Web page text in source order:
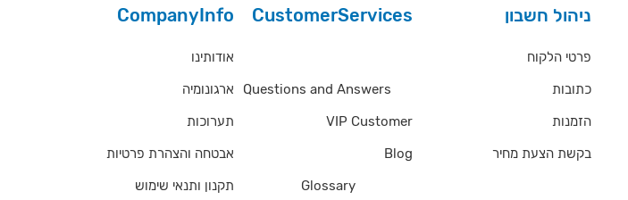
CompanyInfo
אודותינו
ארגונומיה
תערוכות
אבטחה והצהרת פרטיות
תקנון ותנאי שימוש
CustomerServices
Questions and Answers
VIP Customer
Blog
Glossary
ניהול חשבון
פרטי הלקוח
כתובות
הזמנות
בקשת הצעת מחיר